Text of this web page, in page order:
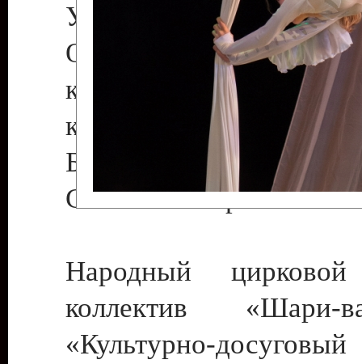
Участники фестиваля:
Образцовый
коллектив
культуры с.
Бендеры ,
Светлана Георгиевна
Народный цирковой
коллектив
«Культурно-